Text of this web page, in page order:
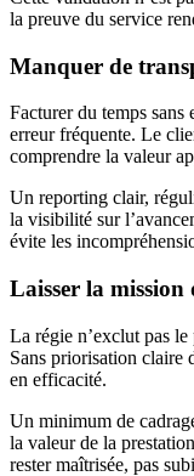
la preuve du service
Manquer de
Facturer du temps
erreur fréquente. Le
comprendre la valeur
Un reporting clair,
la visibilité sur
évite les
Laisser la
La régie n’exclut pas
Sans priorisation claire
en efficacité.
Un minimum de
la valeur de la
rester maîtrisée, pas